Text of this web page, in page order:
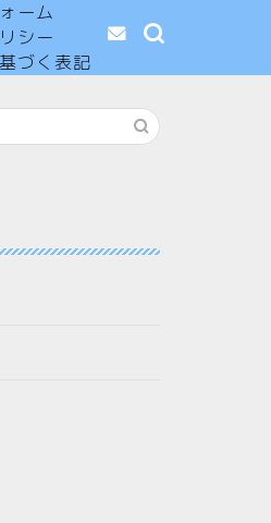
ーム
シー
づく表記